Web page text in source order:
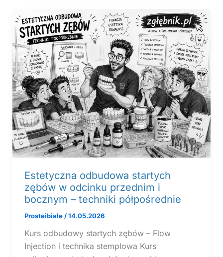
Estetyczna odbudowa startych
zębów w odcinku przednim i
bocznym – techniki półpośrednie
Prosteibiale /14.05.2026
Kurs odbudowy startych zębów – Flow
Injection i technika stemplowa Kurs